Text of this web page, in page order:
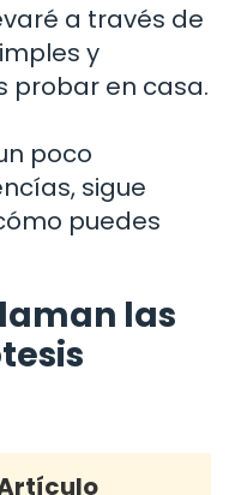
a través de
y
probar en casa.
poco
sigue
puedes
las